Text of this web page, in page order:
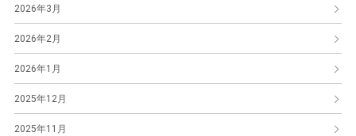
2026年3月
2026年2月
2026年1月
2025年12月
2025年11月